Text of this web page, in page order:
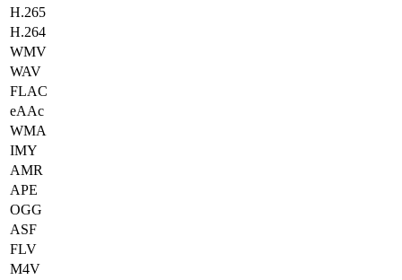
H.265
H.264
WMV
WAV
FLAC
eAAc
WMA
IMY
AMR
APE
OGG
ASF
FLV
M4V